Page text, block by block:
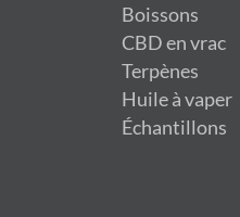
Boissons
CBD en vrac
Terpènes
Huile à vaper
Échantillons